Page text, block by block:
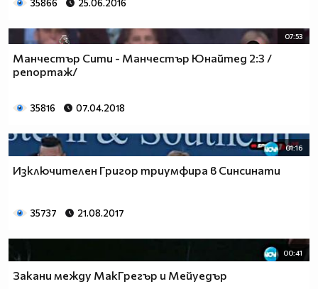
35866 25.06.2016
07:53
Манчестър Сити - Манчестър Юнайтед 2:3 /
репортаж/
35816 07.04.2018
01:16
Изключителен Григор триумфира в Синсинати
35737 21.08.2017
00:41
Закани между МакГрегър и Мейуедър